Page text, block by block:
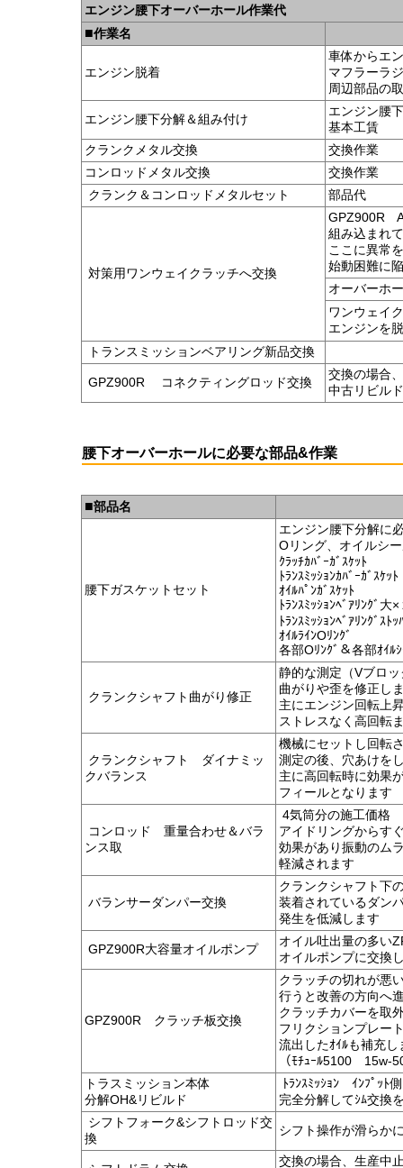
エンジン腰下オーバーホール作業代
■作業名
エンジン脱着
車体からエ
マフラーラ
周辺部品の
エンジン腰下分解＆組み付け
エンジン腰
基本工賃
クランクメタル交換
交換作業
コンロッドメタル交換
交換作業
クランク＆コンロッドメタルセット
部品代
対策用ワンウェイクラッチへ交換
GPZ900R
組み込まれ
ここに異常
始動困難に
オーバーホ
ワンウェイ
エンジンを
トランスミッションベアリング新品交換
GPZ900R コネクティングロッド交換
交換の場合
中古リビル
腰下オーバーホールに必要な部品&作業
■部品名
腰下ガスケットセット
エンジン腰下分解に
Oリング、オイルシ
ｸﾗｯﾁｶﾊﾞｰｶﾞｽｹｯﾄ
ﾄﾗﾝｽﾐｯｼｮﾝｶﾊﾞｰｶﾞｽｹｯﾄ
ｵｲﾙﾊﾟﾝｶﾞｽｹｯﾄ
ﾄﾗﾝｽﾐｯｼｮﾝﾍﾞｱﾘﾝｸﾞ大×
ﾄﾗﾝｽﾐｯｼｮﾝﾍﾞｱﾘﾝｸﾞｽﾄｯ
ｵｲﾙﾗｲﾝOﾘﾝｸﾞ
各部Oﾘﾝｸﾞ＆各部ｵｲﾙ
クランクシャフト曲がり修正
静的な測定（Vブロ
曲がりや歪を修正し
主にエンジン回転上
ストレスなく高回転
クランクシャフト ダイナミッ
クバランス
機械にセットし回転
測定の後、穴あけを
主に高回転時に効果
フィールとなります
コンロッド 重量合わせ＆バラ
ンス取
4気筒分の施工価格
アイドリングからす
効果があり振動のム
軽減されます
バランサーダンパー交換
クランクシャフト下
装着されているダン
発生を低減します
GPZ900R大容量オイルポンプ
オイル吐出量の多い
オイルポンプに交換
GPZ900R クラッチ板交換
クラッチの切れが悪
行うと改善の方向へ
クラッチカバーを取
フリクションプレー
流出したｵｲﾙも補充し
（ﾓﾁｭｰﾙ5100 15w-
トラスミッション本体
分解OH&リビルド
ﾄﾗﾝｽﾐｯｼｮﾝ ｲﾝﾌﾟｯﾄ
完全分解してｼﾑ交換
シフトフォーク&シフトロッド交
換
シフト操作が滑らか
交換の場合、生産中